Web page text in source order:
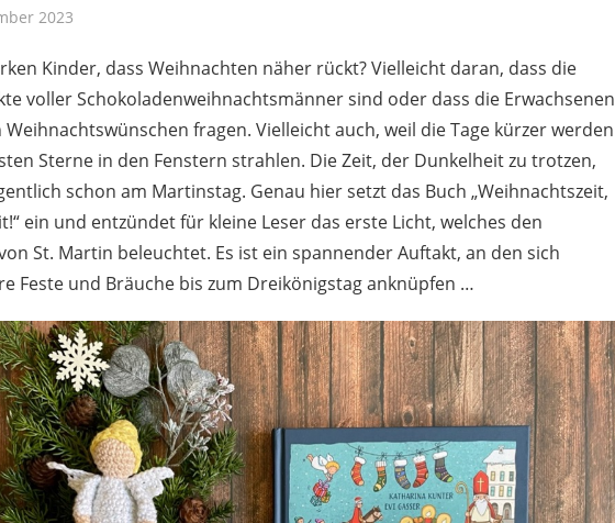
2023
Kinder, dass Weihnachten näher rückt? Vielleicht daran, dass die
voller Schokoladenweihnachtsmänner sind oder dass die Erwachsenen
fragen. Vielleicht auch, weil die Tage kürzer werden
Sterne in den Fenstern strahlen. Die Zeit, der Dunkelheit zu trotzen,
schon am Martinstag. Genau hier setzt das Buch „Weihnachtszeit,
ein und entzündet für kleine Leser das erste Licht, welches den
St. Martin beleuchtet. Es ist ein spannender Auftakt, an den sich
Feste und Bräuche bis zum Dreikönigstag anknüpfen …